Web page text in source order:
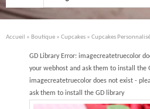
Accueil » Boutique » Cupcakes » Cupcakes
GD Library Error: imagecreatetruecolor
your webhost and ask them to install the
imagecreatetruecolor does not exist -
ask them to install the GD library